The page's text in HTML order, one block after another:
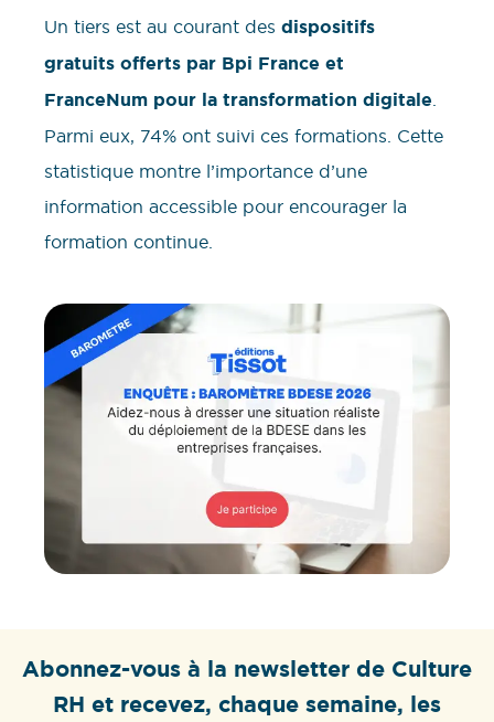
Un tiers est au courant des dispositifs
gratuits offerts par Bpi France et
FranceNum pour la transformation digitale
Parmi eux, 74% ont suivi ces formations. Cette
statistique montre l’importance d’une
information accessible pour encourager la
formation continue.
Abonnez-vous à la newsletter de Culture
RH et recevez, chaque semaine, les